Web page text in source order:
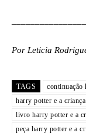
Por Leticia
TAGS continuação
harry potter e a
livro harry potter e a
peça harry potter e a